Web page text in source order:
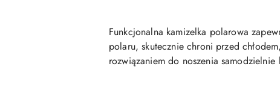
Funkcjonalna kamizelka polarowa
polaru, skutecznie chroni przed
rozwiązaniem do noszenia